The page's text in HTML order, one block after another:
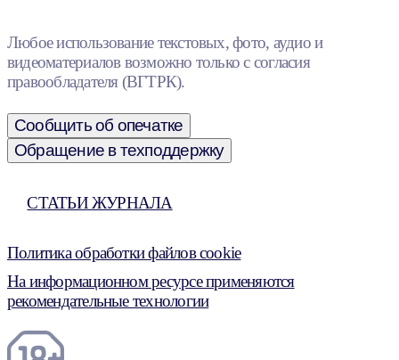
Любое использование текстовых, фото, аудио и
видеоматериалов возможно только с согласия
правообладателя (ВГТРК).
Сообщить об опечатке
Обращение в техподдержку
СТАТЬИ ЖУРНАЛА
Политика обработки файлов cookie
На информационном ресурсе применяются
рекомендательные технологии